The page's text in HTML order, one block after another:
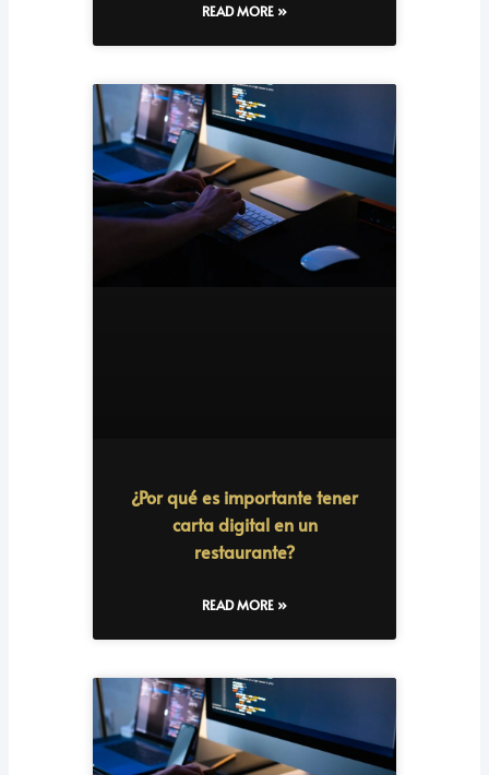
READ MORE »
¿Por qué es importante tener
carta digital en un
restaurante?
READ MORE »